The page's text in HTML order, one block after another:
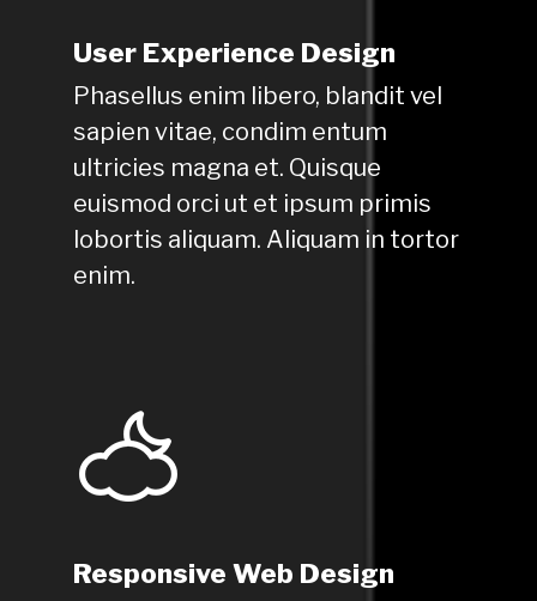
User Experience Design
Phasellus enim libero, blandit vel
sapien vitae, condim entum
ultricies magna et. Quisque
euismod orci ut et ipsum primis
lobortis aliquam. Aliquam in tortor
enim.
Responsive Web Design